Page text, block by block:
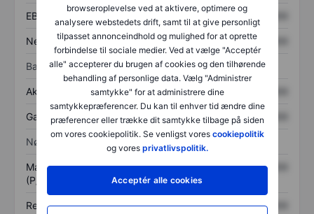
browseroplevelse ved at aktivere, optimere og
analysere webstedets drift, samt til at give personligt
tilpasset annonceindhold og mulighed for at oprette
forbindelse til sociale medier. Ved at vælge "Acceptér
alle" accepterer du brugen af cookies og den tilhørende
behandling af personlige data. Vælg "Administrer
samtykke" for at administrere dine
samtykkepræferencer. Du kan til enhver tid ændre dine
præferencer eller trække dit samtykke tilbage på siden
om vores cookiepolitik. Se venligst vores cookiepolitik
og vores privatlivspolitik.
Acceptér alle cookies
EBITDA XXXXXXX XXXXXXX
Nettoresultat XXXXXXX XXXXXXX
Balance
Aktiver i alt XXXXXXX
Gæld XXXXXXX XXXXXXX
Nøgletal
Markedsværdi/omsætning
(P/S)
XXXXXXX XXXXXXX
Resultat pr. aktie (EPS) XXXXXXX XXXXXXX